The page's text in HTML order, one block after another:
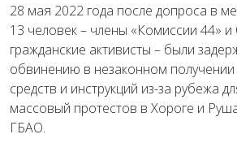
28 мая 2022 года после допроса в
13 человек – члены «Комиссии 44» и
гражданские активисты – были
обвинению в незаконном
средств и инструкций из-за рубежа
массовый протестов в Хороге и
ГБАО.